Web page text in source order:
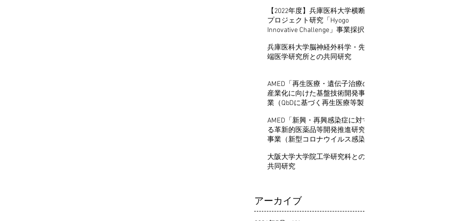
【2022年度】兵庫医科大学横断
プロジェクト研究「Hyogo
Innovative Challenge」事業採択
兵庫医科大学脳神経外科学・先
端医学研究所との共同研究
AMED「再生医療・遺伝子治療の
産業化に向けた基盤技術開発事
業（QbDに基づく再生医療等製
AMED「新興・再興感染症に対す
る革新的医薬品等開発推進研究
事業（新型コロナウイルス感染
開発）」採択
大阪大学大学院工学研究科との
共同研究
アーカイブ